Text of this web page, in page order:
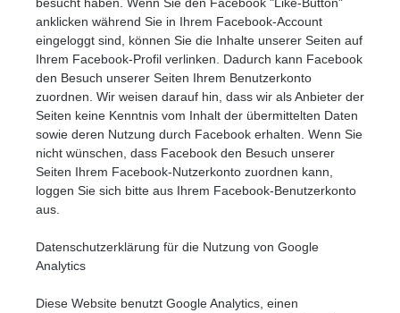
anklicken während Sie in Ihrem Facebook-Account
eingeloggt sind, können Sie die Inhalte unserer Seiten auf
Ihrem Facebook-Profil verlinken. Dadurch kann Facebook
den Besuch unserer Seiten Ihrem Benutzerkonto
zuordnen. Wir weisen darauf hin, dass wir als Anbieter der
Seiten keine Kenntnis vom Inhalt der übermittelten Daten
sowie deren Nutzung durch Facebook erhalten. Wenn Sie
nicht wünschen, dass Facebook den Besuch unserer
Seiten Ihrem Facebook-Nutzerkonto zuordnen kann,
loggen Sie sich bitte aus Ihrem Facebook-Benutzerkonto
aus.
Datenschutzerklärung für die Nutzung von Google
Analytics
Diese Website benutzt Google Analytics, einen